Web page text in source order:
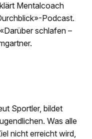
Mentalcoach
Podcast.
schlafen –
Sportler, bildet
Was alle
nicht erreicht wird,